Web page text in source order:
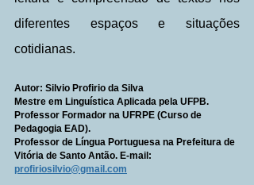
diferentes espaços e situações
cotidianas.
Autor: Silvio Profirio da Silva
Mestre em Linguística Aplicada pela UFPB.
Professor Formador na UFRPE (Curso de
Pedagogia EAD).
Professor de Língua Portuguesa na Prefeitura de
Vitória de Santo Antão. E-mail:
profiriosilvio@gmail.com